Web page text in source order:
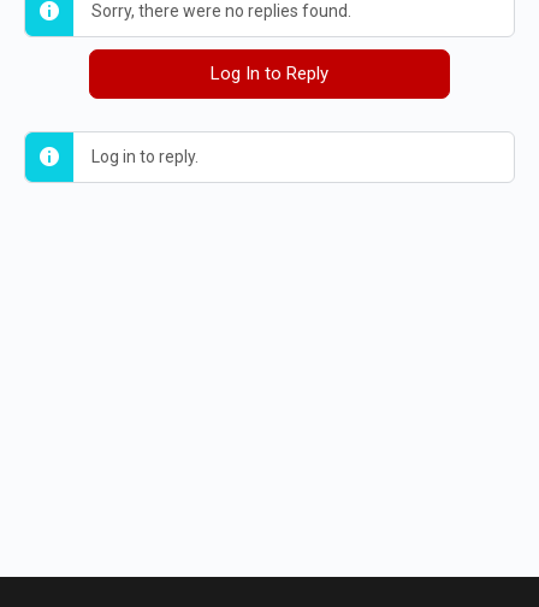
Sorry, there were no replies found.
Log In to Reply
Log in to reply.